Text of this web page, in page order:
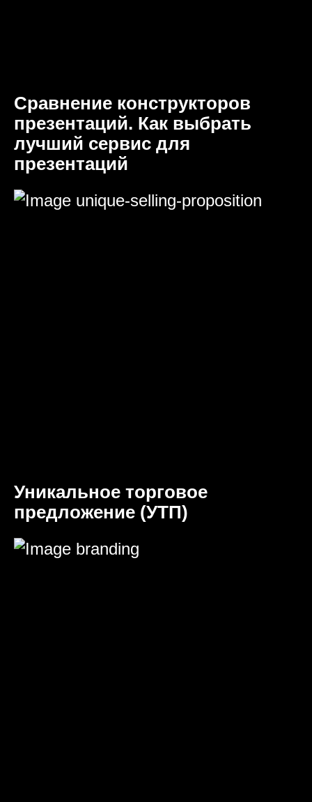
Сравнение конструкторов
презентаций. Как выбрать
лучший сервис для
презентаций
Уникальное торговое
предложение (УТП)